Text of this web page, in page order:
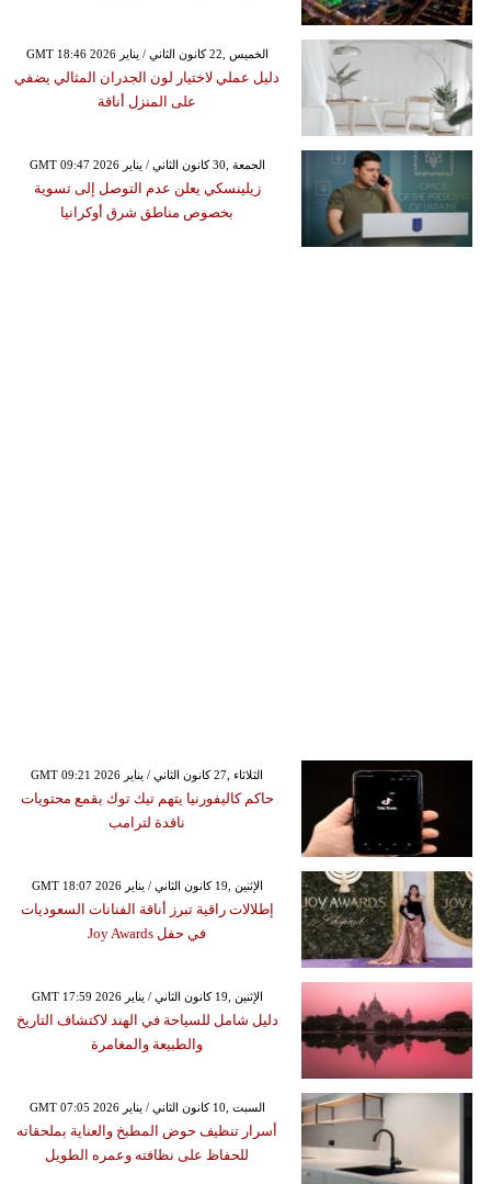
GMT 18:46 2026 الخميس ,22 كانون الثاني / يناير
دليل عملي لاختيار لون الجدران المثالي يضفي
على المنزل أناقة
GMT 09:47 2026 الجمعة ,30 كانون الثاني / يناير
زيلينسكي يعلن عدم التوصل إلى تسوية
بخصوص مناطق شرق أوكرانيا
GMT 09:21 2026 الثلاثاء ,27 كانون الثاني / يناير
حاكم كاليفورنيا يتهم تيك توك بقمع محتويات
ناقدة لترامب
GMT 18:07 2026 الإثنين ,19 كانون الثاني / يناير
إطلالات راقية تبرز أناقة الفنانات السعوديات
في حفل Joy Awards
GMT 17:59 2026 الإثنين ,19 كانون الثاني / يناير
دليل شامل للسياحة في الهند لاكتشاف التاريخ
والطبيعة والمغامرة
GMT 07:05 2026 السبت ,10 كانون الثاني / يناير
أسرار تنظيف حوض المطبخ والعناية بملحقاته
للحفاظ على نظافته وعمره الطويل